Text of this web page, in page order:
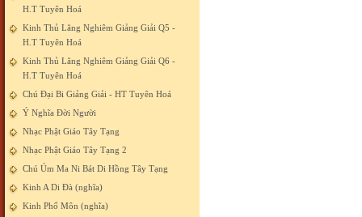
H.T Tuyên Hoá
Kinh Thủ Lăng Nghiêm Giảng Giải Q5 -
H.T Tuyên Hoá
Kinh Thủ Lăng Nghiêm Giảng Giải Q6 -
H.T Tuyên Hoá
Chú Đại Bi Giảng Giải - HT Tuyên Hoá
Ý Nghĩa Đời Người
Nhạc Phật Giáo Tây Tạng
Nhạc Phật Giáo Tây Tạng 2
Chú Úm Ma Ni Bát Di Hồng Tây Tạng
Kinh A Di Đà (nghĩa)
Kinh Phổ Môn (nghĩa)